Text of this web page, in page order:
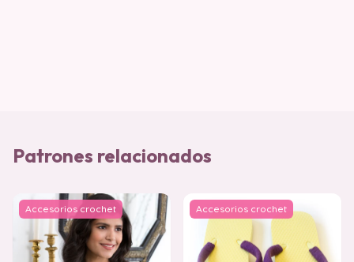
Patrones relacionados
Accesorios crochet Accesorios crochet